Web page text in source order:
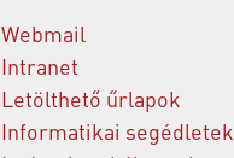
Webmail
Intranet
Letölthető űrlapok
Informatikai segédletek